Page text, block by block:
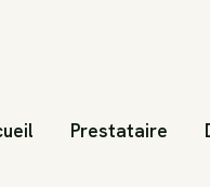
Prestataire